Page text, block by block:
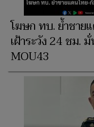
โฆษก ทบ. ย้ำชาย
เฝ้าระวัง 24 ชม.
MOU43